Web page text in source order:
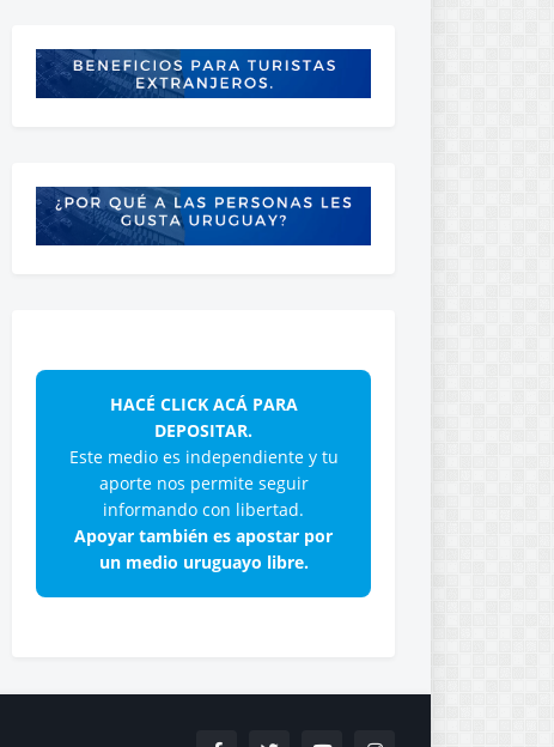
HACÉ CLICK ACÁ PARA
DEPOSITAR.
Este medio es independiente y tu
aporte nos permite seguir
informando con libertad.
Apoyar también es apostar por
un medio uruguayo libre.